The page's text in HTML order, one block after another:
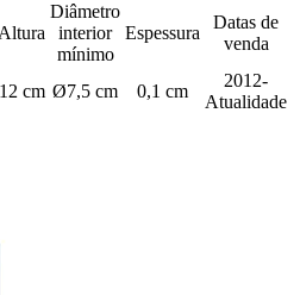
Diâmetro
interior
mínimo
Espessura
Datas de
venda
12 cm Ø7,5 cm 0,1 cm
2012-
Atualidade